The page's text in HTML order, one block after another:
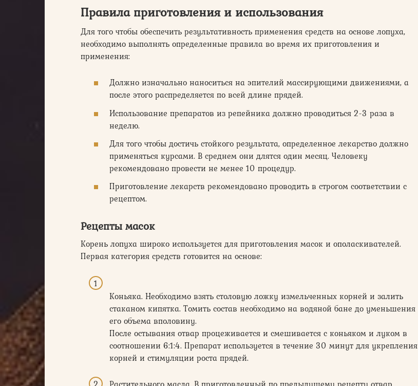
Правила приготовления и использования
Для того чтобы обеспечить результативность применения средств на основе лопуха,
необходимо выполнять определенные правила во время их приготовления и
применения:
Должно изначально наноситься на эпителий массирующими движениями, а
после этого распределяется по всей длине прядей.
Использование препаратов из репейника должно проводиться 2-3 раза в
неделю.
Для того чтобы достичь стойкого результата, определенное лекарство должно
применяться курсами. В среднем они длятся один месяц. Человеку
рекомендовано провести не менее 10 процедур.
Приготовление лекарств рекомендовано проводить в строгом соответствии с
рецептом.
Рецепты масок
Корень лопуха широко используется для приготовления масок и ополаскивателей.
Первая категория средств готовится на основе:
Коньяка. Необходимо взять столовую ложку измельченных корней и залить
стаканом кипятка. Томить состав необходимо на водяной бане до уменьшения
его объема вполовину.
После остывания отвар процеживается и смешивается с коньяком и луком в
соотношении 6:1:4. Препарат используется в течение 30 минут для укрепления
корней и стимуляции роста прядей.